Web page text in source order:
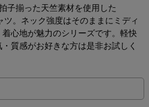
子揃った天竺素材を使用した
ツ。ネック強度はそのままにミディ
心地が魅力のシリーズです。軽快
質感がお好きな方は是非お試しく